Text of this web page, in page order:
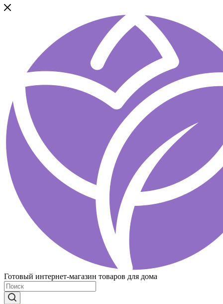
Готовый интернет-магазин товаров для дома